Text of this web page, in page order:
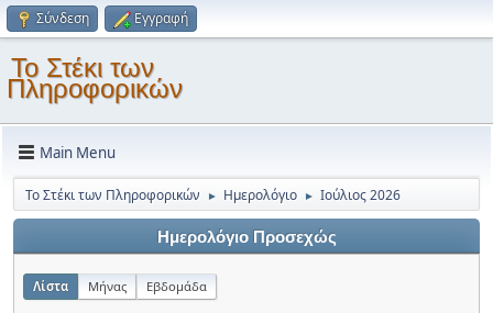
Σύνδεση Εγγραφή
Το Στέκι των
Πληροφορικών
Main Menu
Το Στέκι των Πληροφορικών ► Ημερολόγιο ► Ιούλιος 2026
Ημερολόγιο Προσεχώς
Λίστα Μήνας Εβδομάδα